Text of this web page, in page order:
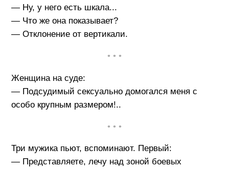
— Ну, у него есть шкала...
— Что же она показывает?
— Отклонение от вертикали.
• • •
Женщина на суде:
— Подсудимый сексуально домогался меня с
особо крупным размером!..
• • •
Три мужика пьют, вспоминают. Первый:
— Представляете, лечу над зоной боевых